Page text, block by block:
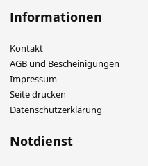
Informationen
Kontakt
AGB und Bescheinigungen
Impressum
Seite drucken
Datenschutzerklärung
Notdienst